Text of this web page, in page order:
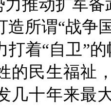
力推动扩军
造所谓“战争
打着“自卫”
的民生福祉
几十年来最